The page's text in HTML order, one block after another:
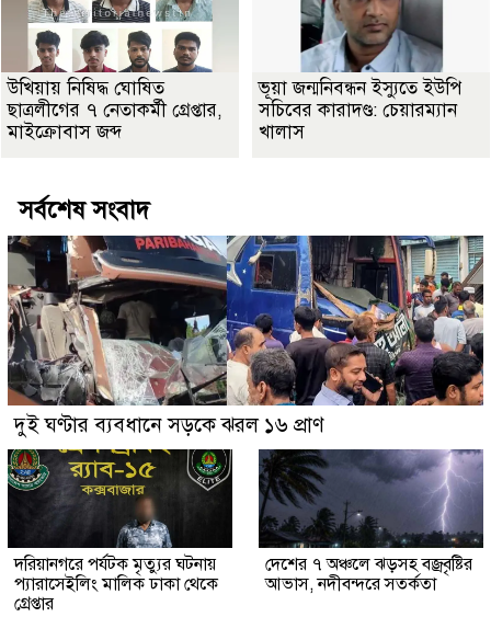
উখিয়ায় নিষিদ্ধ ঘোষিত
ছাত্রলীগের ৭ নেতাকর্মী গ্রেপ্তার,
মাইক্রোবাস জব্দ
ভূয়া জন্মনিবন্ধন ইস্যুতে ইউপি
সচিবের কারাদণ্ড: চেয়ারম্যান
খালাস
সর্বশেষ সংবাদ
দুই ঘণ্টার ব্যবধানে সড়কে ঝরল ১৬ প্রাণ
দরিয়ানগরে পর্যটক মৃত্যুর ঘটনায়
প্যারাসেইলিং মালিক ঢাকা থেকে
গ্রেপ্তার
দেশের ৭ অঞ্চলে ঝড়সহ বজ্রবৃষ্টির
আভাস, নদীবন্দরে সতর্কতা